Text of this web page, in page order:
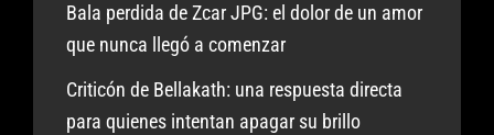
Bala perdida de Zcar JPG: el dolor de un amor
que nunca llegó a comenzar
Criticón de Bellakath: una respuesta directa
para quienes intentan apagar su brillo